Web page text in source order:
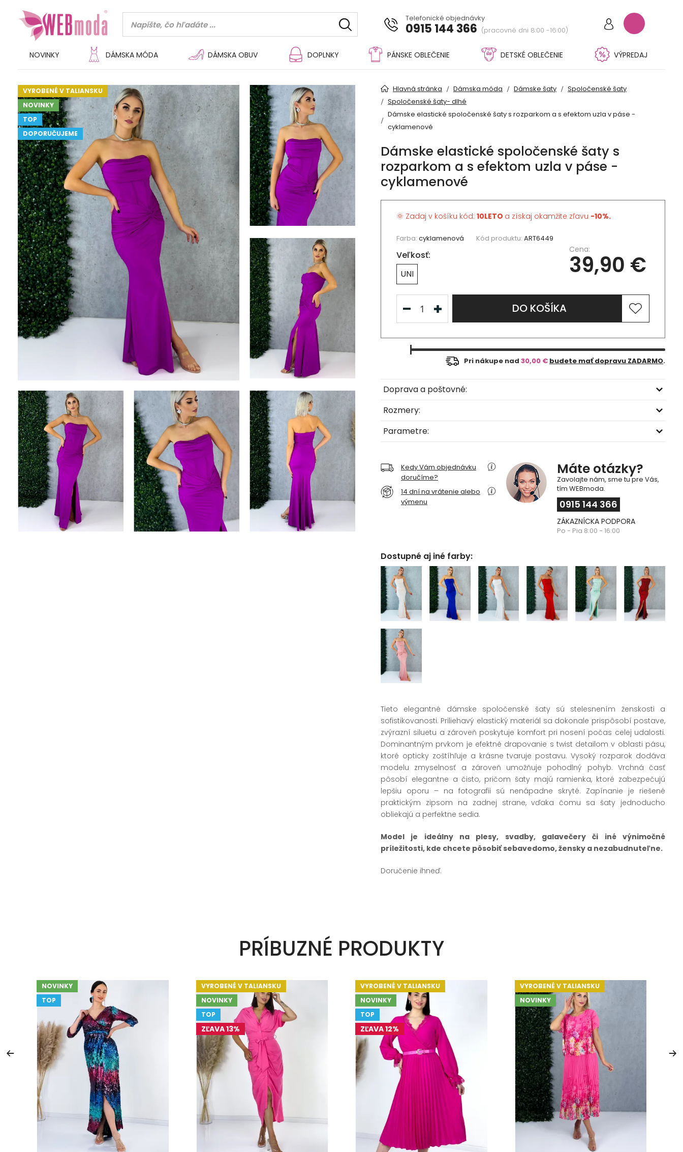
Telefonické objednávky
0915 144 366 (pracovné dni 8:00 -16:00)
NOVINKY DÁMSKA MÓDA DÁMSKA OBUV DOPLNKY PÁNSKE OBLEČENIE DETSKÉ OBLEČENIE VÝPREDAJ
VYROBENÉ V TALIANSKU
NOVINKY
TOP
DOPORUČUJEME
Hlavná stránka Dámska móda Dámske šaty
Spoločenské šaty
Spoločenské šaty- dlhé
Dámske elastické spoločenské šaty s rozparkom a s efektom uzla v páse -
cyklamenové
Dámske elastické spoločenské šaty s
rozparkom a s efektom uzla v páse -
cyklamenové
🌞 Zadaj v košíku kód: 10LETO a získaj okamžite zľavu -10%.
Farba: cyklamenová Kód produktu: ART6449
Veľkosť:
UNI
Cena:
39,90 €
DO KOŠÍKA
Pri nákupe nad 30,00 € budete mať dopravu ZADARMO.
Doprava a poštovné:
Rozmery:
Parametre:
Kedy Vám objednávku
doručíme?
14 dní na vrátenie alebo
výmenu
Máte otázky?
Zavolajte nám, sme tu pre Vás,
tím WEBmoda.
0915 144 366
ZÁKAZNÍCKA PODPORA
Po - Pia 8:00 - 16:00
Dostupné aj iné farby:
Tieto elegantné dámske spoločenské šaty sú stelesnením ženskosti a
sofistikovanosti. Priliehavý elastický materiál sa dokonale prispôsobí postave,
zvýrazní siluetu a zároveň poskytuje komfort pri nosení počas celej udalosti.
Dominantným prvkom je efektné drapovanie s twist detailom v oblasti pásu,
ktoré opticky zoštíhľuje a krásne tvaruje postavu. Vysoký rozparok dodáva
modelu zmyselnosť a zároveň umožňuje pohodlný pohyb. Vrchná časť
pôsobí elegantne a čisto, pričom šaty majú ramienka, ktoré zabezpečujú
lepšiu oporu – na fotografii sú nenápadne skryté. Zapínanie je riešené
praktickým zipsom na zadnej strane, vďaka čomu sa šaty jednoducho
obliekajú a perfektne sedia.
Model je ideálny na plesy, svadby, galavečery či iné výnimočné
príležitosti, kde chcete pôsobiť sebavedomo, žensky a nezabudnuteľne.
Doručenie ihneď.
PRÍBUZNÉ PRODUKTY
NOVINKY
TOP
VYROBENÉ V TALIANSKU
NOVINKY
TOP
ZĽAVA 13%
VYROBENÉ V TALIANSKU
NOVINKY
TOP
ZĽAVA 12%
VYROBENÉ V TALIANSKU
NOVINKY